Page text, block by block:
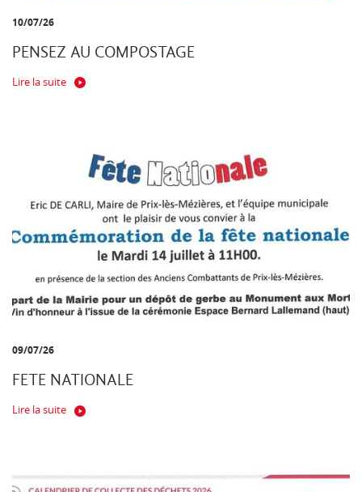
10/07/26
PENSEZ AU COMPOSTAGE
Lire la suite
09/07/26
FETE NATIONALE
Lire la suite